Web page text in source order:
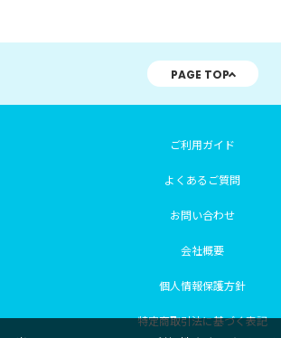
PAGE TOP
ご利用ガイド
よくあるご質問
お問い合わせ
会社概要
個人情報保護方針
特定商取引法に基づく表記